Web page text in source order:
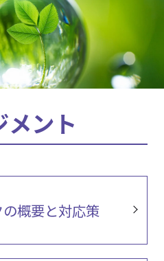
メント
概要と対応策